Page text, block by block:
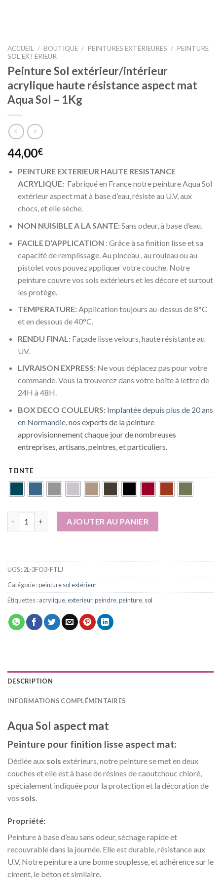
ACCUEIL / BOUTIQUE / PEINTURES EXTÉRIEURES / PEINTURE
SOL EXTÉRIEUR
Peinture Sol extérieur/intérieur
acrylique haute résistance aspect mat
Aqua Sol – 1Kg
44,00€
PEINTURE EXTERIEUR HAUTE RESISTANCE
ACRYLIQUE: Fabriqué en France notre peinture Aqua Sol
extérieur aspect mat à base d’eau, résiste au U.V, aux
chocs, et elle sèche.
NON NUISIBLE A LA SANTE:Sans odeur, à base d’eau.
FACILE D’APPLICATION : Grâce à sa finition lisse et sa
capacité de remplissage. Au pinceau , au rouleau ou au
pistolet vous pouvez appliquer votre couche. Notre
peinture couvre vos sols extérieurs et les décore et surtout
les protège.
TEMPERATURE:Application toujours au-dessus de 8°C
et en dessous de 40°C.
RENDU FINAL: Façade lisse velours, haute résistante au
UV.
LIVRAISON EXPRESS: Ne vous déplacez pas pour votre
commande. Vous la trouverez dans votre boîte à lettre de
24H à 48H.
BOX DECO COULEURS: Implantée depuis plus de 20 ans
en Normandie, nos experts de la peinture
approvisionnement chaque jour de nombreuses
entreprises, artisans, peintres, et particuliers.
TEINTE
AJOUTER AU PANIER
UGS :2L-3FO3-FTLJ
Catégorie :peinture sol extérieur
Étiquettes :acrylique,exterieur,peindre,peinture, sol
DESCRIPTION
INFORMATIONS COMPLÉMENTAIRES
Aqua Sol aspect mat
Peinture pour finition lisse aspect mat:
Dédiée aux sols extérieurs, notre peinture se met en deux
couches et elle est à base de résines de caoutchouc chloré,
spécialement indiquée pour la protection et la décoration de
vos sols.
Propriété:
Peinture à base d’eau sans odeur, séchage rapide et
recouvrable dans la journée. Elle est durable, résistance aux
U.V. Notre peinture a une bonne souplesse, et adhérence sur le
ciment, le béton et similaire.